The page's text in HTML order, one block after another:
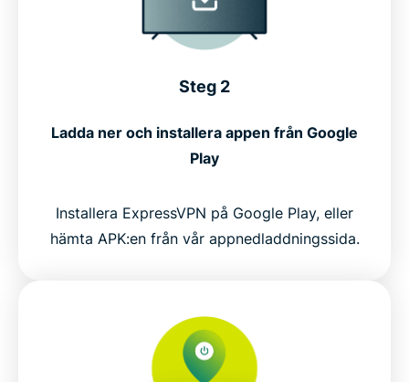
Steg 2
Ladda ner och installera appen från Google
Play
Installera ExpressVPN på Google Play, eller
hämta APK:en från vår appnedladdningssida.